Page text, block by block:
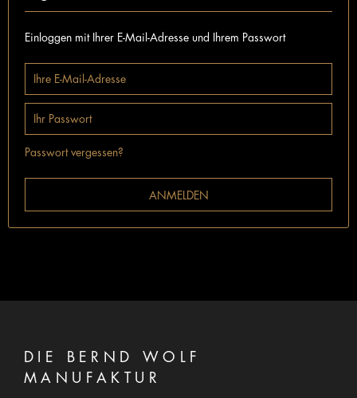
Einloggen mit Ihrer E-Mail-Adresse und Ihrem Passwort
Passwort vergessen?
ANMELDEN
DIE BERND WOLF
MANUFAKTUR